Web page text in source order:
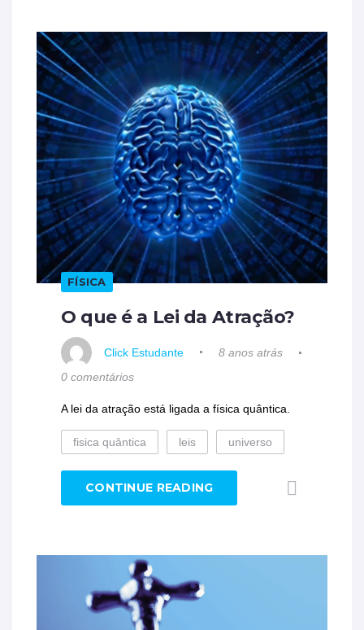
FÍSICA
O que é a Lei da Atração?
Click Estudante
8 anos atrás
0 comentários
A lei da atração está ligada a física quântica.
fisica quântica leis universo
CONTINUE READING